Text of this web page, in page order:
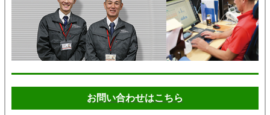
お問い合わせはこちら